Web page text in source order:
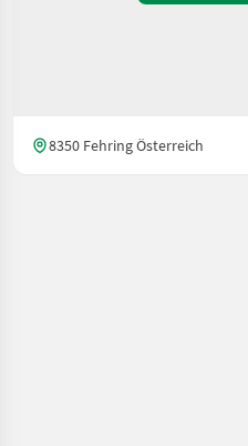
8350 Fehring Österreich